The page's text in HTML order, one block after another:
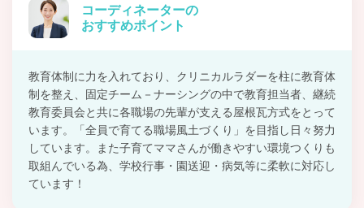
コーディネーターの
おすすめポイント
教育体制に力を入れており、クリニカルラダーを柱に教育体
制を整え、固定チーム－ナーシングの中で教育担当者、継続
教育委員会と共に各職場の先輩が支える屋根瓦方式をとって
います。「全員で育てる職場風土づくり」を目指し日々努力
しています。また子育てママさんが働きやすい環境つくりも
取組んでいる為、学校行事・園送迎・病気等に柔軟に対応し
ています！